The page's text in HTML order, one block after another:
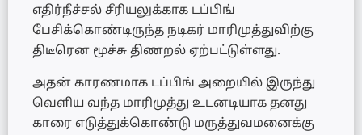
எதிர்நீச்சல் சீரியலுக்காக டப்பிங்
பேசிக்கொண்டிருந்த நடிகர் மாரிமுத்துவிற்கு
திடீரென மூச்சு திணறல் ஏற்பட்டுள்ளது.
அதன் காரணமாக டப்பிங் அறையில் இருந்து
வெளிய வந்த மாரிமுத்து உடனடியாக தனது
காரை எடுத்துக்கொண்டு மருத்துவமனைக்கு